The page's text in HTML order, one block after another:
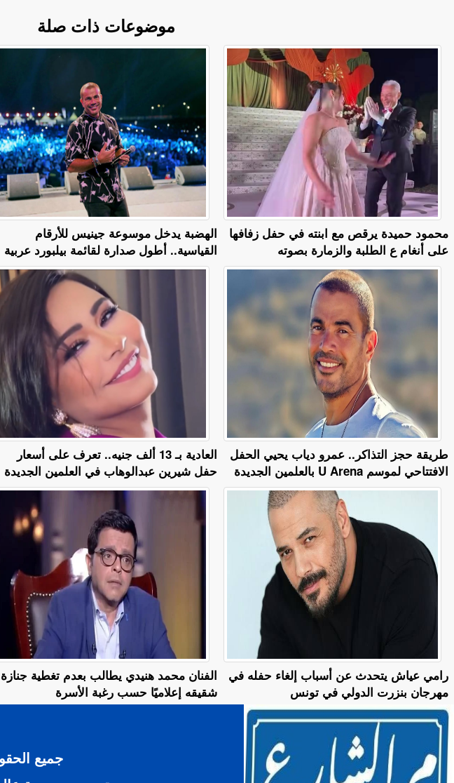
موضوعات ذات صلة
الهضبة يدخل موسوعة جينيس للأرقام
القياسية.. أطول صدارة لقائمة بيلبورد عربية
محمود حميدة يرقص مع ابنته في حفل زفافها
على أنغام ع الطلبة والزمارة بصوته
العادية بـ 13 ألف جنيه.. تعرف على أسعار
حفل شيرين عبدالوهاب في العلمين الجديدة
طريقة حجز التذاكر.. عمرو دياب يحيي الحفل
الافتتاحي لموسم U Arena بالعلمين الجديدة
الفنان محمد هنيدي يطالب بعدم تغطية جنازة
شقيقه إعلاميًا حسب رغبة الأسرة
رامي عياش يتحدث عن أسباب إلغاء حفله في
مهرجان بنزرت الدولي في تونس
جميع